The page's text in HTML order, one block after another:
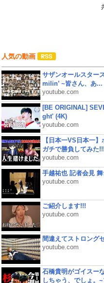
人気の動画
サザンオールスター
milin’ ~皆さん、あ...
youtube.com
[BE ORIGINAL]
ght' (4K)
youtube.com
【日本一VS日本一
ガチで勝負してみた
youtube.com
手越祐也 記者会見
youtube.com
ご紹介します!!!
youtube.com
間違えてストロング
youtube.com
石橋貴明がゴイスー
しちゃう、でしょ。